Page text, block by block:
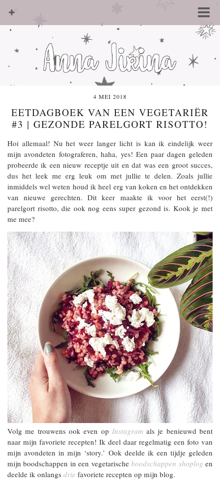
4 MEI 2018
EETDAGBOEK VAN EEN VEGETARIËR
#3 | GEZONDE PARELGORT RISOTTO!
Hoi allemaal! Nu het weer langer licht is kan ik eindelijk weer
mijn avondeten fotograferen, haha, yes! Een paar dagen geleden
probeerde ik een nieuw receptje uit en dat was een groot succes,
dus het leek me erg leuk om met jullie te delen. Zoals jullie
inmiddels wel weten houd ik heel erg van koken en het ontdekken
van nieuwe gerechten. Dit keer maakte ik voor het eerst(!)
parelgort risotto, die ook nog eens super gezond is. Kook je met
me mee?
Volg me trouwens ook even op Instagram als je benieuwd bent
naar mijn favoriete recepten! Ik deel daar regelmatig een foto van
mijn avondeten in mijn ‘story.’ Ook deelde ik een tijdje geleden
mijn boodschappen in een vegetarischeboodschappen shoplog en
deelde ik onlangs drie favoriete recepten op mijn blog.